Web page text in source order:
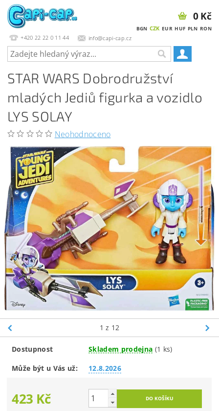
+420 22 22 0 11 44 info@capi-cap.cz
BGN CZK EUR HUF PLN RON
0 Kč
STAR WARS Dobrodružství
mladých Jediů figurka a vozidlo
LYS SOLAY
Neohodnoceno
1 z 12
Dostupnost Skladem prodejna (1 ks)
Může být u Vás už: 12.8.2026
423 Kč